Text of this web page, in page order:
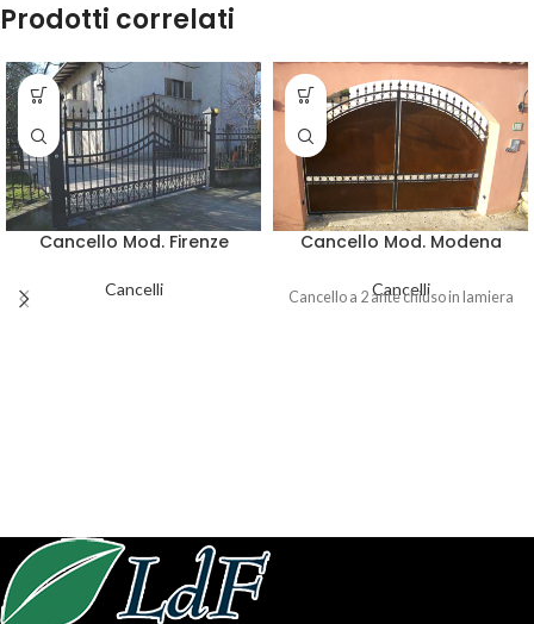
Prodotti correlati
Cancello Mod. Firenze
Cancelli
Cancello Mod. Modena
Cancelli
Cancello a 2 ante chiuso in lamiera